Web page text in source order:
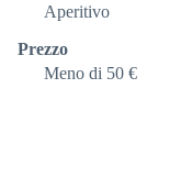
Aperitivo
Prezzo
Meno di 50 €